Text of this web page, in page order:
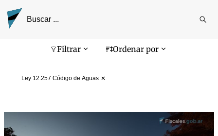
Filtrar Ordenar por
Ley 12.257 Código de Aguas
Pantalla de búsqueda